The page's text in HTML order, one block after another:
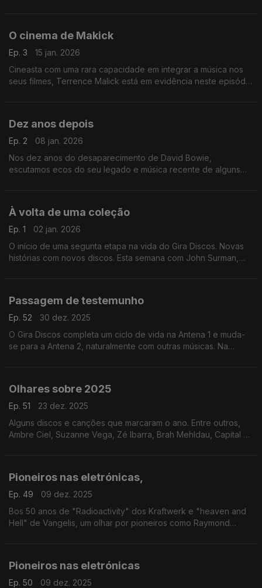
O cinema de Makick
Ep. 3
15 jan. 2026
Cineasta com uma rara capacidade em integrar a música nos
seus filmes, Terrence Malick está em evidência neste episódio
Dez anos depois
Ep. 2
08 jan. 2026
Nos dez anos do desaparecimento de David Bowie,
escutamos ecos do seu legado e música recente de alguns
À volta de uma coleção
Ep. 1
02 jan. 2026
O início de uma segunta etapa na vida do Gira Discos. Novas
histórias com novos discos. Esta semana com John Surman,
Passagem de testemunho
Ep. 52
30 dez. 2025
O Gira Discos completa um ciclo de vida na Antena 1 e muda-
se para a Antena 2, naturalmente com outras músicas. Na
Olhares sobre 2025
Ep. 51
23 dez. 2025
Alguns discos e canções que marcaram o ano. Entre outros,
Ambre Ciel, Suzanne Vega, Zé Ibarra, Brah Mehldau, Capital da
Pioneiros nas eletrónicas,
Ep. 49
09 dez. 2025
Bos 50 anos de "Radioactivity" dos Kraftwerk e "heaven and
Hell" de Vangelis, um olhar por pioneiros como Raymond
Pioneiros nas eletrónicas
Ep. 50
09 dez. 2025